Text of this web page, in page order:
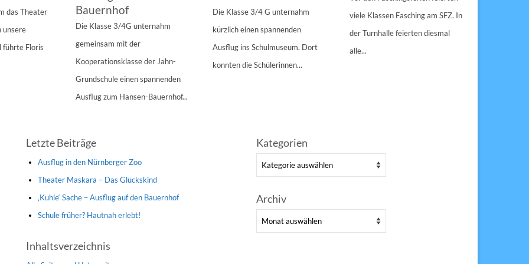
das Theater
unsere
führte Floris
Bauernhof
Die Klasse 3/4G unternahm
gemeinsam mit der
Kooperationsklasse der Jahn-
Grundschule einen spannenden
Ausflug zum Hansen-Bauernhof...
Die Klasse 3/4 G unternahm
kürzlich einen spannenden
Ausflug ins Schulmuseum. Dort
konnten die Schülerinnen...
viele Klassen Fasching am SFZ. In
der Turnhalle feierten diesmal
alle...
Letzte Beiträge
Ausflug in den Nürnberger Zoo
Theater Maskara – Das Glückskind
‚Kuhle‘ Sache – Ausflug auf den Bauernhof
Schule früher? Hautnah erlebt!
Inhaltsverzeichnis
Kategorien
Kategorien
Archiv
Archiv